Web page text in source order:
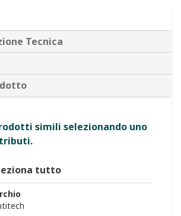
Tecnica
simili selezionando uno
tutto